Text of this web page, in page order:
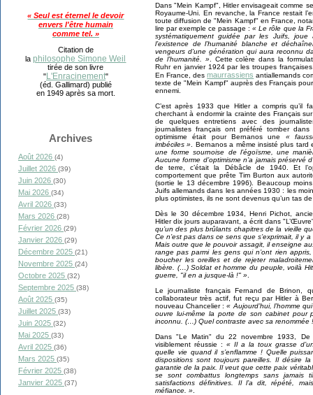
« Seul est éternel le devoir
envers l'être humain
comme tel. »
Citation de
laphilosophe Simone Weil
tirée de son livre
"L'Enracinement"
(éd. Gallimard) publié
en 1949 après sa mort.
Archives
Août 2026 (4)
Juillet 2026 (39)
Juin 2026 (30)
Mai 2026 (34)
Avril 2026 (33)
Mars 2026 (28)
Février 2026 (29)
Janvier 2026 (29)
Décembre 2025 (21)
Novembre 2025 (24)
Octobre 2025 (32)
Septembre 2025 (38)
Août 2025 (35)
Juillet 2025 (33)
Juin 2025 (32)
Mai 2025 (33)
Avril 2025 (36)
Mars 2025 (35)
Février 2025 (38)
Janvier 2025 (37)
Dans "Mein Kampf", Hitler envisageait comme
Royaume-Uni. En revanche, la France restait
toute diffusion de "Mein Kampf" en France,
lire par exemple ce passage :« Le rôle que la
systématiquement guidée par les Juifs,
l’existence de l’humanité blanche et
vengeurs d’une génération qui aura reconnu
de l’humanité. » . Cette colère dans la
Ruhr en janvier 1924 par les troupes
En France, desmaurrassiens antiallemands
texte de "Mein Kampf" auprès des Français
ennemi.
C’est après 1933 que Hitler a compris qu’il
cherchant à endormir la crainte des Français
de quelques entretiens avec des
journalistes français ont préféré tomber
optimisme était pour Bernanos une «
imbéciles »
. Bernanos a même insisté plus
une forme sournoise de l’égoïsme, une
Aucune forme d’optimisme n’a jamais préservé
de terre, c’était la Débâcle de 1940. Et
comportement que prête Tim Burton aux
(sortie le 13 décembre 1996). Beaucoup
Juifs allemands dans les années 1930 : les
plus optimistes, ils ne sont devenus qu’un tas
Dès le 30 décembre 1934, Henri Pichot,
Hitler dix jours auparavant, a écrit dans
qu’un des plus brûlants chapitres de la vieille
Ce n’est pas dans ce sens que s’exprimait, il y
Mais outre que le pouvoir assagit, il enseigne
range pas parmi les gens qui n’ont rien
boucher les oreilles et de rejeter
libère. (…) Soldat et homme du peuple, voilà
guerre, "il en a jusque-là !" »
Le journaliste français Fernand de
collaborateur très actif, fut reçu par Hitler à
nouveau Chancelier :« Aujourd’hui, l’homme
ouvre lui-même la porte de son cabinet pour
inconnu. (…) Quel contraste avec sa renommée
Dans "Le Matin" du 22 novembre 1933,
visiblement réussie : « Il a la toux grasse
quelle vie quand il s’enflamme ! Quelle
dispositions sont toujours pareilles. Il désire
garantie de la paix. Il veut que cette paix
se sont combattus longtemps sans jamais
satisfactions définitives. Il l’a dit, répété,
méfiance. »